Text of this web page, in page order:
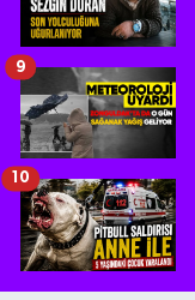
9
10